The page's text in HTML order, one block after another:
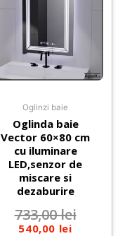
Oglinzi baie
Oglinda baie
Vector 60×80 cm
cu iluminare
LED,senzor de
miscare si
dezaburire
733,00lei
540,00 lei